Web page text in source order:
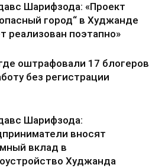
Шарифзода: «Проект
город“ в Худжанде
реализован поэтапно»
оштрафовали 17 блогеров
без регистрации
Шарифзода:
вносят
вклад в
Худжанда